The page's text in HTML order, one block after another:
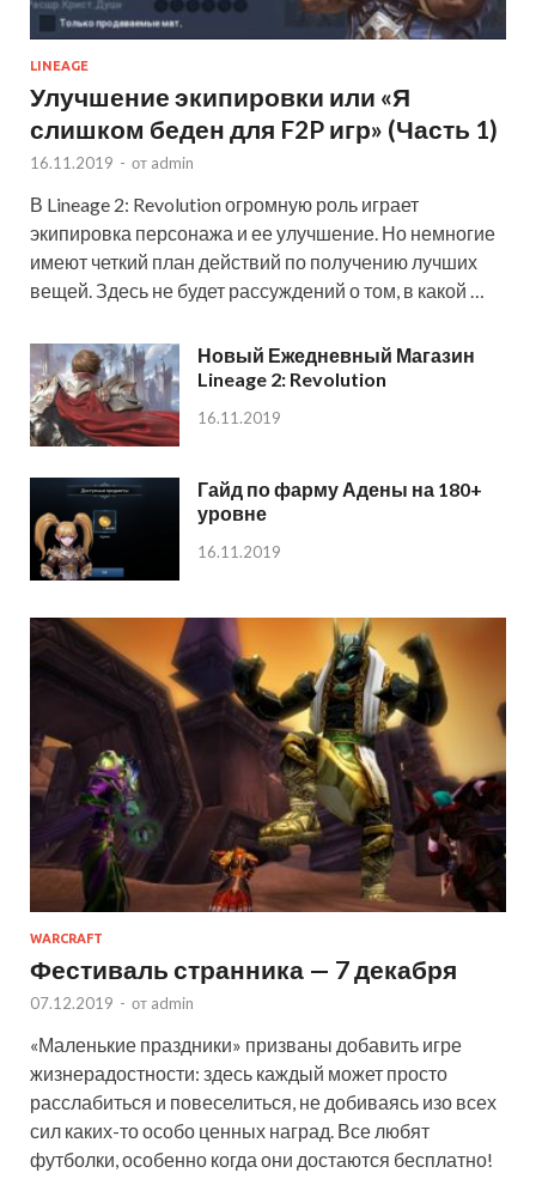
LINEAGE
Улучшение экипировки или «Я
слишком беден для F2P игр» (Часть 1)
16.11.2019 - от admin
В Lineage 2: Revolution огромную роль играет
экипировка персонажа и ее улучшение. Но немногие
имеют четкий план действий по получению лучших
вещей. Здесь не будет рассуждений о том, в какой …
Новый Ежедневный Магазин
Lineage 2: Revolution
16.11.2019
Гайд по фарму Адены на 180+
уровне
16.11.2019
WARCRAFT
Фестиваль странника — 7 декабря
07.12.2019 - от admin
«Маленькие праздники» призваны добавить игре
жизнерадостности: здесь каждый может просто
расслабиться и повеселиться, не добиваясь изо всех
сил каких-то особо ценных наград. Все любят
футболки, особенно когда они достаются бесплатно!